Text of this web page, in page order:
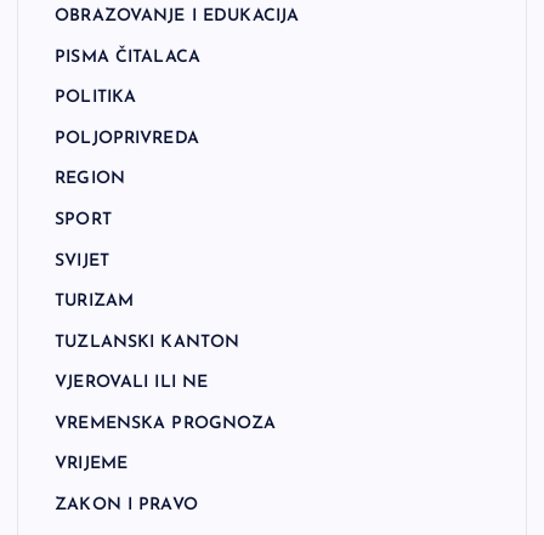
OBRAZOVANJE I EDUKACIJA
PISMA ČITALACA
POLITIKA
POLJOPRIVREDA
REGION
SPORT
SVIJET
TURIZAM
TUZLANSKI KANTON
VJEROVALI ILI NE
VREMENSKA PROGNOZA
VRIJEME
ZAKON I PRAVO